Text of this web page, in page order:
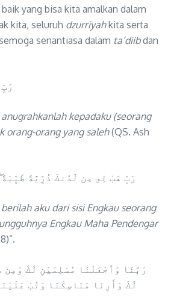
yang bisa kita amalkan dalam
kita, seluruh dzurriyahkita serta
senantiasa dalam ta’diibdan
anugrahkanlah kepadaku (seorang
orang-orang yang saleh(QS. Ash
رَبِّ هَبْ لِى مِن لَّدُنكَ ذُرِّيَّةً
berilah aku dari sisi Engkau seorang
Engkau Maha Pendengar
رَبَّنَا وَٱجْعَلْنَا مُسْلِمَيْنِ لَكَ وَمِن
لَّكَ وَأَرِنَا مَنَاسِكَنَا وَتُبْ